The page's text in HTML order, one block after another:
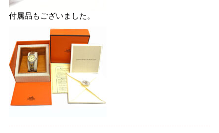
付属品もございました。